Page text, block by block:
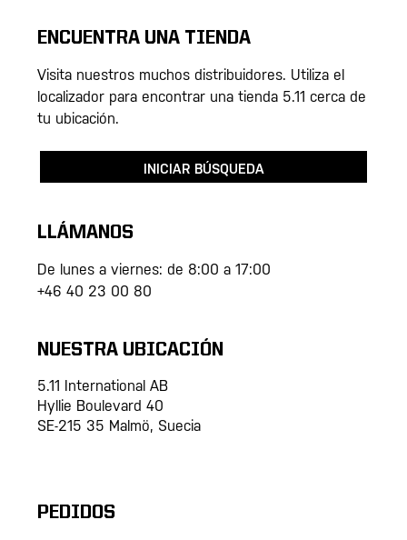
ENCUENTRA UNA TIENDA
Visita nuestros muchos distribuidores. Utiliza el
localizador para encontrar una tienda 5.11 cerca de
tu ubicación.
INICIAR BÚSQUEDA
LLÁMANOS
De lunes a viernes: de 8:00 a 17:00
+46 40 23 00 80
NUESTRA UBICACIÓN
5.11 International AB
Hyllie Boulevard 40
SE-215 35 Malmö, Suecia
PEDIDOS